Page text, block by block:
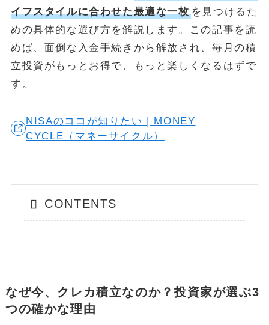
イフスタイルに合わせた最適な一枚を見つけるた
めの具体的な選び方を解説します。この記事を読
めば、面倒な入金手続きから解放され、毎月の積
立投資がもっとお得で、もっと楽しくなるはずで
す。
NISAのココが知りたい | MONEY
CYCLE（マネーサイクル）
CONTENTS
なぜ今、クレカ積立なのか？投資家が選ぶ3
つの確かな理由